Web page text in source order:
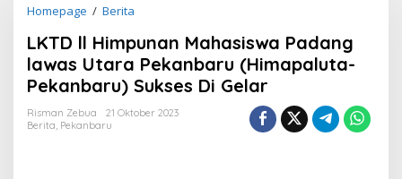
Homepage / Berita
T
D
l
H
LKTD ll Himpunan Mahasiswa Padang
lawas Utara Pekanbaru (Himapaluta-
Pekanbaru) Sukses Di Gelar
Risman Zebua
21 Oktober 2023
Berita, Pekanbaru